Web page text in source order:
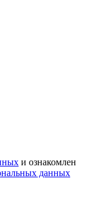
и ознакомлен
данных